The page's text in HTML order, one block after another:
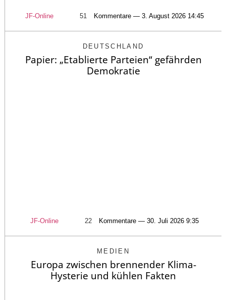
JF-Online 51 Kommentare — 3. August 2026 14:45
DEUTSCHLAND
Papier: „Etablierte Parteien“ gefährden
Demokratie
JF-Online 22 Kommentare — 30. Juli 2026 9:35
MEDIEN
Europa zwischen brennender Klima-
Hysterie und kühlen Fakten